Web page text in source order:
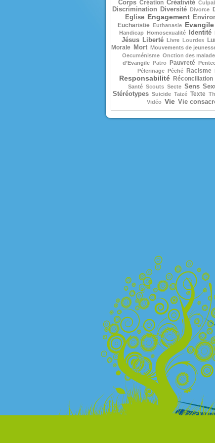
Corps Création Créativité
Discrimination Diversité Divorce
Eglise Engagement
Eucharistie Euthanasie Evangile
Handicap Homosexualité Identité
Jésus Liberté Livre Lourdes
Morale Mort Mouvements de
Oecuménisme Onction des
d’Evangile Patro Pauvreté
Pèlerinage Péché Racisme
Responsabilité Réconciliation
Santé Scouts Secte Sens
Stéréotypes Suicide Taizé Texte
Vidéo Vie Vie